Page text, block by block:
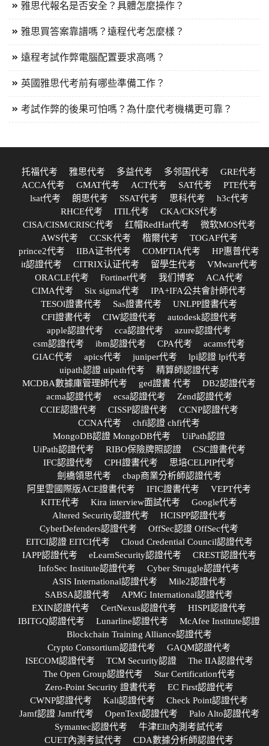
雅思代報名是否安全？具體怎麼操作？
雅思買答案靠譜嗎？遠程代考怎麼樣？
遠程考試作弊電腦配置要求高嗎？
英國雅思代考前有哪些準備工作？
考試作弊的後果可怕嗎？為什麼代考機構更可靠？
托福代考 雅思代考 多益代考 多邻国代考
GRE代考
ACCA代考
GMAT代考 ACT代考 SAT代考
PTE代考
lsat代考
朗思代考 SSAT代考 思科代考
h3c代考
RHCE代考
ITIL代考
CKA/CKS代考
CISA/CISM/CRISC代考
红帽RedHat代考
微软MOS代考
AWS代考
CCSK代考 楷爾代考
TOGAF代考
prince2代考
IIBA证书代考 COMPTIA代考
HP惠普代考
it認證代考
CITRIX认证代考 留學生代考
VMware代考
ORACLE代考
Fortinet代考 我们博客
ACA代考
CIMA代考
Six sigma代考
IPA+IFA公共會計師代考
TESOl證書代考
Sas證書代考
UNLPP證書代考
CFI證書代考
CIW認證代考
autodesk認證代考
apple認證代考
cca認證代考
azure認證代考
csm認證代考
ibm認證代考 CPA代考
acams代考
GIAC代考
apics代考 juniper代考
lpi認證 lpi代考
uipath認證 uipath代考
精算師認證代考
MCDBA數據庫管理師代考
ged證書 代考
DB2認證代考
acma認證代考
ecsa認證代考
Zend認證代考
CCIE認證代考
CISSP認證代考
CCNP認證代考
CCNA代考
chfi認證 chfi代考
MongoDB認證 MongoDB代考
UiPath認證
UiPath認證代考
RIBO保險牌照認證
CSC證書代考
IFC認證代考
CPH證書代考
思培CELPIP代考
劍橋領思代考
cbap商業分析師認證代考
阿里雲國際版ACE證書代考
IFIC證書代考
VEPT代考
KITE代考
Kira interview面試代考
Google代考
Altered Security認證代考
HCISPP認證代考
CyberDefenders認證代考
OffSec認證 OffSec代考
EITCI認證 EITCI代考
Cloud Credential Council認證代考
IAPP認證代考
eLearnSecurity認證代考
CREST認證代考
InfoSec Institute認證代考
Cyber Struggle認證代考
ASIS International認證代考
Mile2認證代考
SABSA認證代考
APMG International認證代考
EXIN認證代考
CertNexus認證代考
HISPI認證代考
IBITGQ認證代考
Lunarline認證代考
McAfee Institute認證
Blockchain Training Alliance認證代考
Crypto Consortium認證代考
GAQM認證代考
ISECOM認證代考
TCM Security認證
The IIA認證代考
The Open Group認證代考
Star Certification代考
Zero-Point Security 證書代考
EC First認證代考
CWNP認證代考
Kali認證代考
Check Point認證代考
Jamf認證 Jamf代考
OpenText認證代考
Palo Alto認證代考
Symantec認證代考
牛津Ellt內測考試代考
CUET內測考試代考
CDA數據分析師認證代考